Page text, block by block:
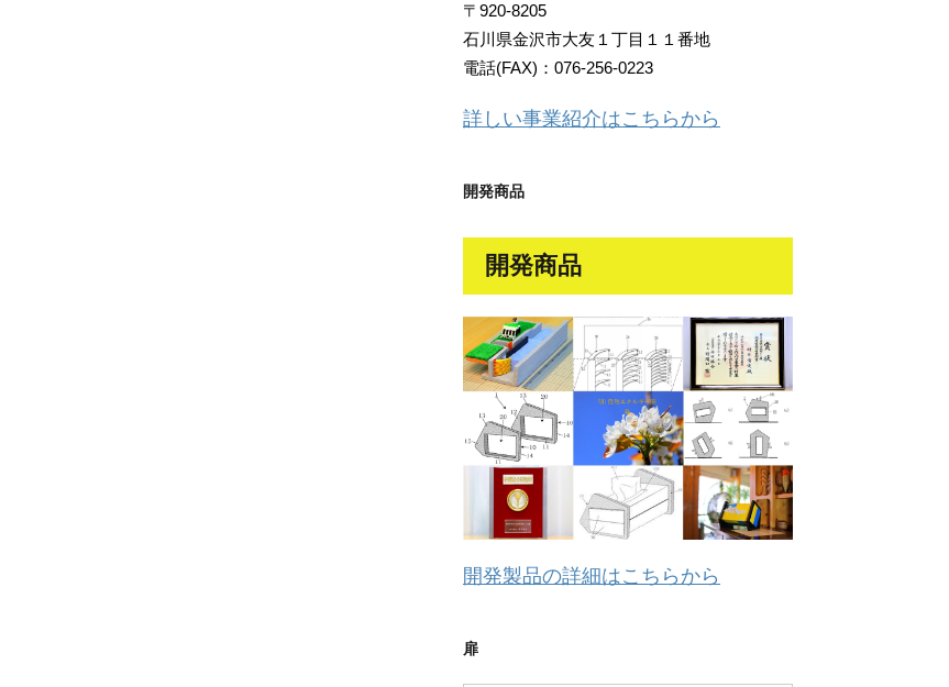
〒920-8205
石川県金沢市大友１丁目１１番地
電話(FAX)：076-256-0223
詳しい事業紹介はこちらから
開発商品
開発商品
開発製品の詳細はこちらから
扉